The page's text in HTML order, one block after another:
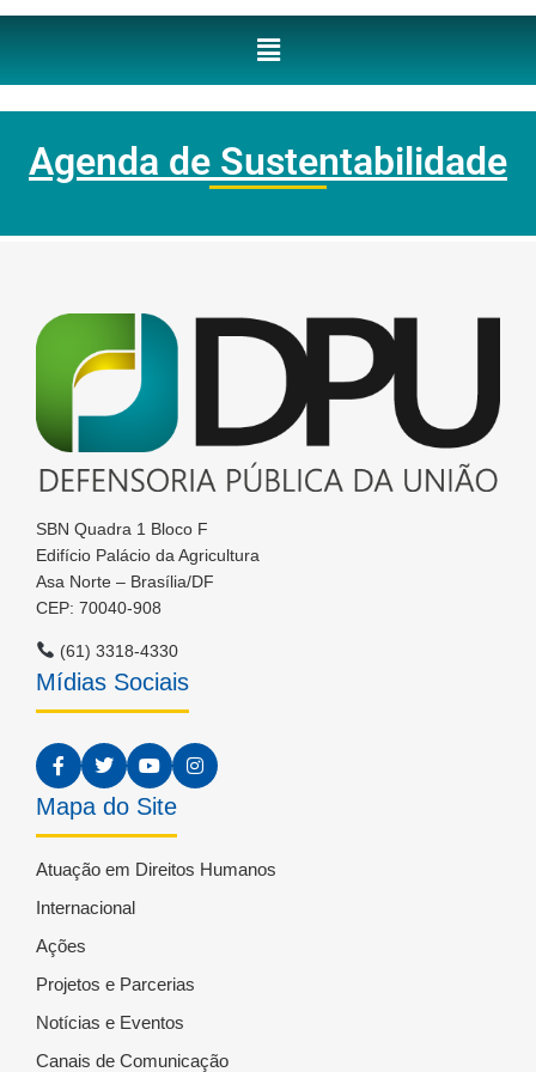
Agenda de Sustentabilidade
SBN Quadra 1 Bloco F
Edifício Palácio da Agricultura
Asa Norte – Brasília/DF
CEP: 70040-908
(61) 3318-4330
Mídias Sociais
Mapa do Site
Atuação em Direitos Humanos
Internacional
Ações
Projetos e Parcerias
Notícias e Eventos
Canais de Comunicação